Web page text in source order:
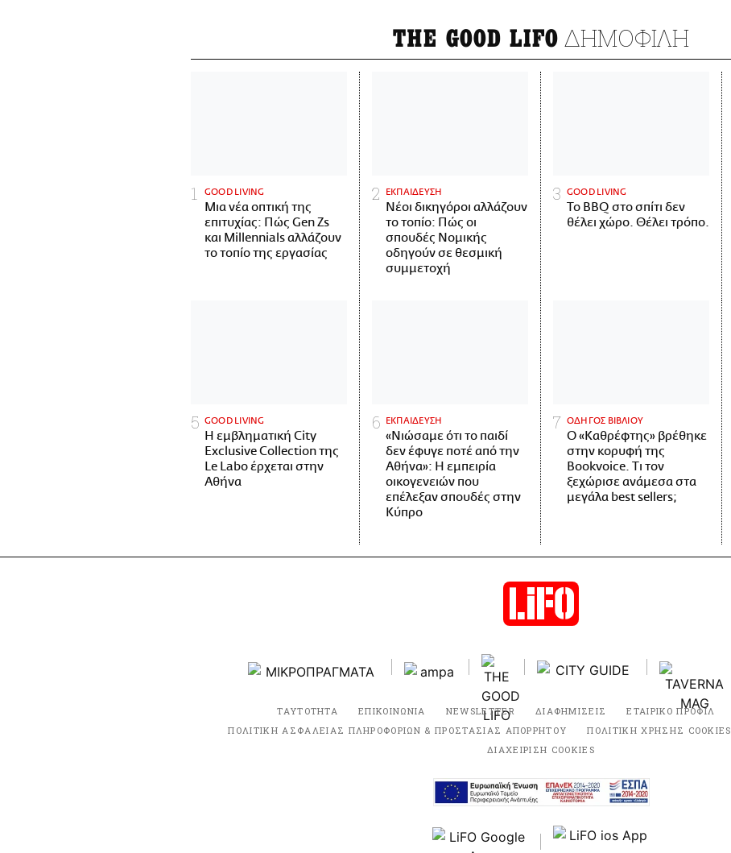
THE GOOD LIFO ΔΗΜΟΦΙΛΗ
GOOD LIVING
Μια νέα οπτική της
επιτυχίας: Πώς Gen Zs
και Millennials αλλάζουν
το τοπίο της εργασίας
ΕΚΠΑΙΔΕΥΣΗ
Νέοι δικηγόροι αλλάζουν
το τοπίο: Πώς οι
σπουδές Νομικής
οδηγούν σε θεσμική
συμμετοχή
GOOD LIVING
Το BBQ στο σπίτι δεν
θέλει χώρο. Θέλει τρόπο.
GOOD LIVING
Η εμβληματική City
Exclusive Collection της
Le Labo έρχεται στην
Αθήνα
ΕΚΠΑΙΔΕΥΣΗ
«Νιώσαμε ότι το παιδί
δεν έφυγε ποτέ από την
Αθήνα»: Η εμπειρία
οικογενειών που
επέλεξαν σπουδές στην
Κύπρο
ΟΔΗΓΟΣ ΒΙΒΛΙΟΥ
Ο «Καθρέφτης» βρέθηκε
στην κορυφή της
Bookvoice. Τι τον
ξεχώρισε ανάμεσα στα
μεγάλα best sellers;
ΤΑΥΤΟΤΗΤΑ ΕΠΙΚΟΙΝΩΝΙΑ NEWSLETTER ΔΙΑΦΗΜΙΣΕΙΣ ΕΤΑΙΡΙΚΟ ΠΡΟΦΙΛ
ΠΟΛΙΤΙΚΗ ΑΣΦΑΛΕΙΑΣ ΠΛΗΡΟΦΟΡΙΩΝ & ΠΡΟΣΤΑΣΙΑΣ ΑΠΟΡΡΗΤΟΥ
ΠΟΛΙΤΙΚΗ ΧΡΗΣΗΣ COOKIES
ΔΙΑΧΕΙΡΙΣΗ COOKIES